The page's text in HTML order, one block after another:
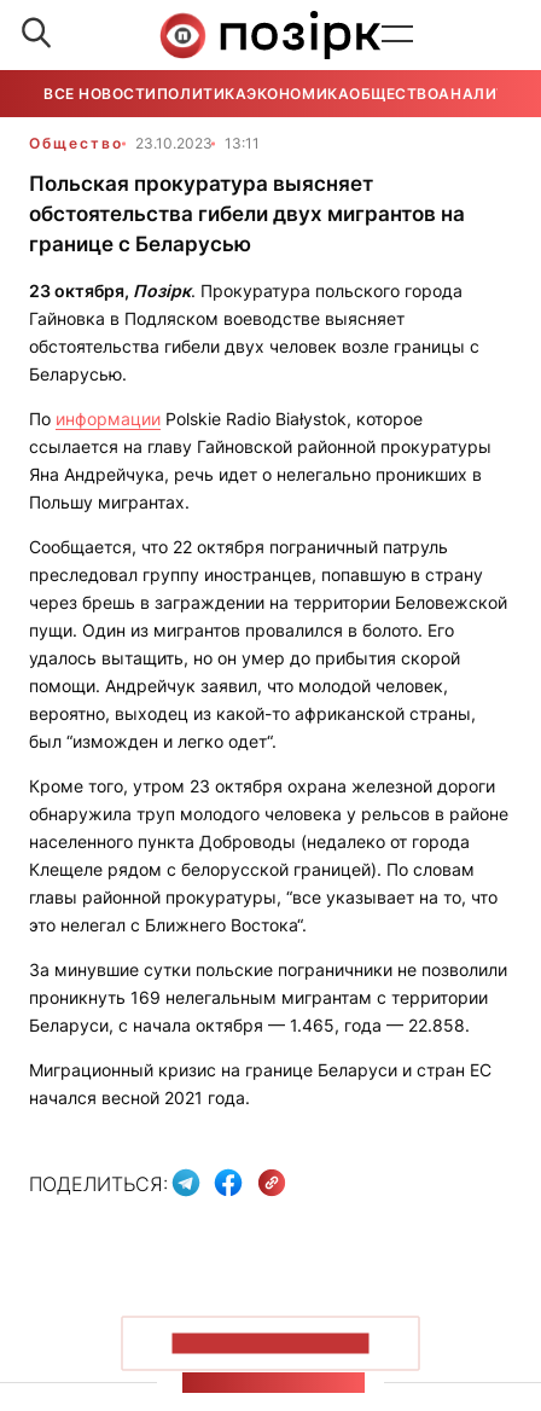
ВСЕ НОВОСТИ ПОЛИТИКАЭКОНОМИКАОБЩЕСТВОАНАЛИТИКА
Общество 23.10.2023 13:11
Польская прокуратура выясняет
обстоятельства гибели двух мигрантов на
границе с Беларусью
23 октября, Позірк. Прокуратура польского города
Гайновка в Подляском воеводстве выясняет
обстоятельства гибели двух человек возле границы с
Беларусью.
По информации Polskie Radio Białystok, которое
ссылается на главу Гайновской районной прокуратуры
Яна Андрейчука, речь идет о нелегально проникших в
Польшу мигрантах.
Сообщается, что 22 октября пограничный патруль
преследовал группу иностранцев, попавшую в страну
через брешь в заграждении на территории Беловежской
пущи. Один из мигрантов провалился в болото. Его
удалось вытащить, но он умер до прибытия скорой
помощи. Андрейчук заявил, что молодой человек,
вероятно, выходец из какой-то африканской страны,
был “изможден и легко одет“.
Кроме того, утром 23 октября охрана железной дороги
обнаружила труп молодого человека у рельсов в районе
населенного пункта Доброводы (недалеко от города
Клещеле рядом с белорусской границей). По словам
главы районной прокуратуры, “все указывает на то, что
это нелегал с Ближнего Востока“.
За минувшие сутки польские пограничники не позволили
проникнуть 169 нелегальным мигрантам с территории
Беларуси, с начала октября — 1.465, года — 22.858.
Миграционный кризис на границе Беларуси и стран ЕС
начался весной 2021 года.
ПОДЕЛИТЬСЯ: